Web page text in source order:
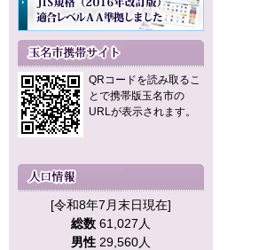
QRコードを読み取るこ
とで携帯版玉名市の
URLが表示されます。
[令和8年7月末日現在]
総数 61,027人
男性 29,560人